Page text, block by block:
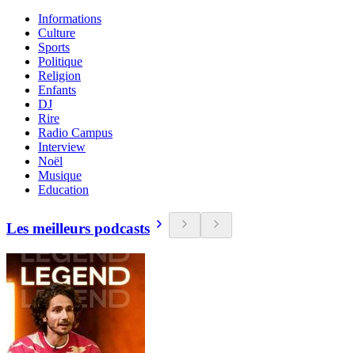
Informations
Culture
Sports
Politique
Religion
Enfants
DJ
Rire
Radio Campus
Interview
Noël
Musique
Education
Les meilleurs podcasts